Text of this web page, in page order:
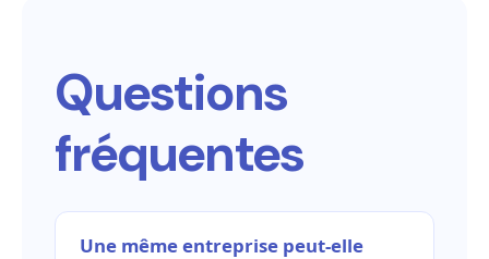
Questions
fréquentes
Une même entreprise peut-elle